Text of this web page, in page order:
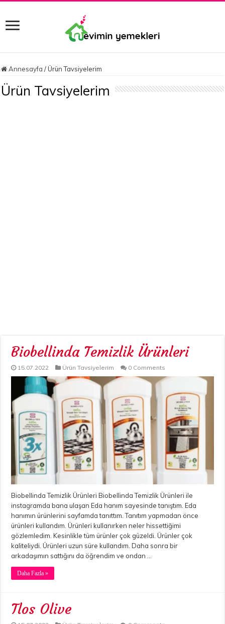
Annesayfa / Ürün Tavsiyelerim
Ürün Tavsiyelerim
Biobellinda Temizlik Ürünleri
15.07.2022 Ürün Tavsiyelerim 0 Comments
Biobellinda Temizlik Ürünleri Biobellinda Temizlik Ürünleri ile
instagramda bana ulaşan Eda hanım sayesinde tanıştım. Eda
hanımın ürünlerini sayfamda tanıttım. Tanıtım yapmadan önce
ürünleri kullandım. Ürünleri kullanırken neler hissettiğimi
gözlemledim. Kesinlikle tüm ürünler çok güzeldi. Ürünler çok
kaliteliydi. Ürünleri uzun süre kullandım. Daha sonra bir
arkadaşımın sattığını da öğrendim ve ondan …
Daha Fazla »
Tlos Olive